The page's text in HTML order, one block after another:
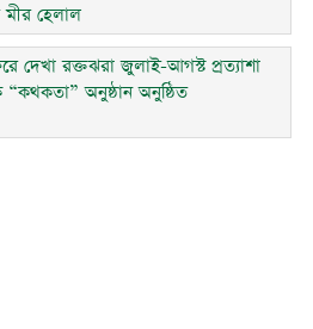
মীর হেলাল
দেখা রক্তঝরা জুলাই-আগস্ট প্রত্যাশা
“কথকতা” অনুষ্ঠান অনুষ্ঠিত